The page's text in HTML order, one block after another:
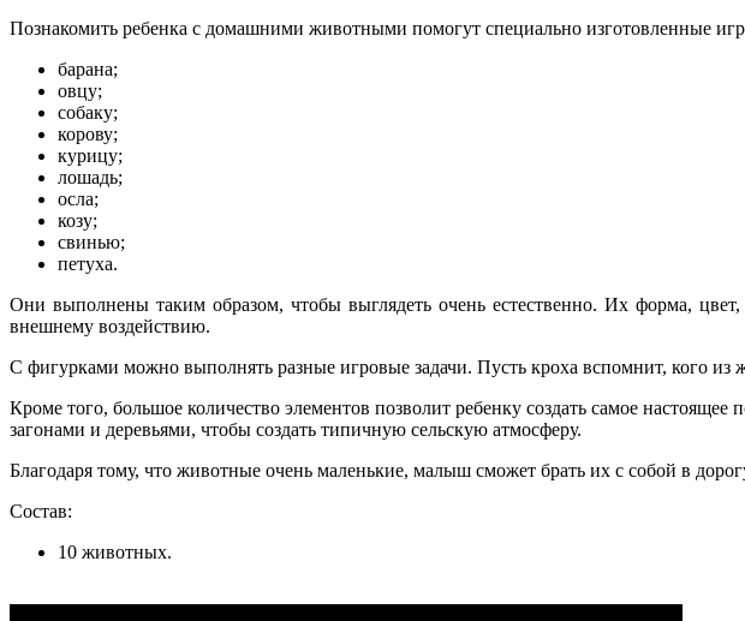
Познакомить ребенка с домашними животными помогут специально изготовленные
барана;
овцу;
собаку;
корову;
курицу;
лошадь;
осла;
козу;
свинью;
петуха.
Они выполнены таким образом, чтобы выглядеть очень естественно. Их форма,
внешнему воздействию.
С фигурками можно выполнять разные игровые задачи. Пусть кроха вспомнит, кого
Кроме того, большое количество элементов позволит ребенку создать самое
загонами и деревьями, чтобы создать типичную сельскую атмосферу.
Благодаря тому, что животные очень маленькие, малыш сможет брать их с собой в
Состав:
10 животных.